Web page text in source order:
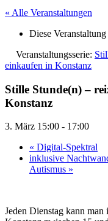
« Alle Veranstaltungen
Diese
Veranstaltungsserie:
einkaufen in Konstanz
Stille Stunde(n) –
Konstanz
3. März 15:00 - 17:00
« Digital-Spektral
inklusive
Autismus »
Jeden Dienstag kann